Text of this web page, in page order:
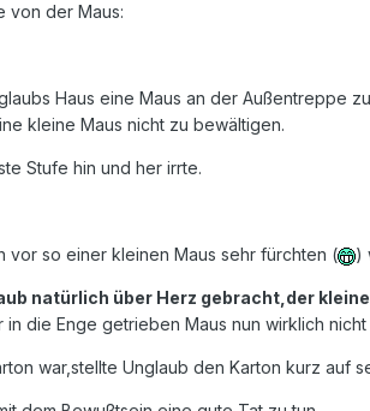
von der Maus:
Haus eine Maus an der Außentreppe
kleine Maus nicht zu bewältigen.
Stufe hin und her irrte.
vor so einer kleinen Maus sehr fürchten ( )
natürlich über Herz gebracht,der
die Enge getrieben Maus nun wirklich nicht
war,stellte Unglaub den Karton kurz auf